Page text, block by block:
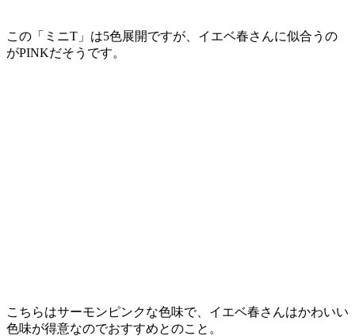
この「ミニT」は5色展開ですが、イエベ春さんに似合うの
がPINKだそうです。
こちらはサーモンピンクな色味で、イエベ春さんはかわいい
色味が得意なのでおすすめとのこと。